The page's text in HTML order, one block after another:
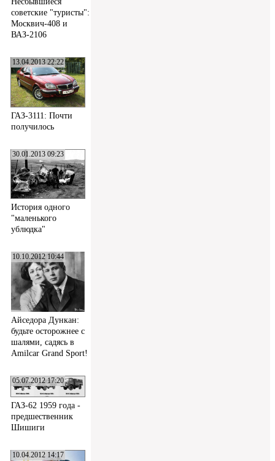
советские "туристы":
Москвич-408 и
ВАЗ-2106
13.04.2013 22:22
ГАЗ-3111: Почти
получилось
30.01.2013 09:23
История одного
"маленького
ублюдка"
10.10.2012 10:44
Айседора Дункан:
будьте осторожнее с
шалями, садясь в
Amilcar Grand Sport!
05.07.2012 17:20
ГАЗ-62 1959 года -
предшественник
Шишиги
10.04.2012 14:17